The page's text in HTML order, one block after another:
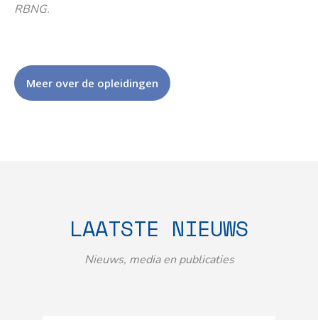
RBNG.
Meer over de opleidingen
LAATSTE NIEUWS
Nieuws, media en publicaties